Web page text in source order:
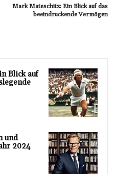
Mark Mateschitz: Ein Blick auf das
beeindruckende Vermögen
Blick auf
und
2024